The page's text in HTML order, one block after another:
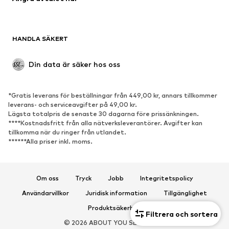
Filtrera och sortera
Upcycling
Populärt
Sneakers
Stövletter
Pumps & högklackade skor
Stövlar
Sandaler
Pantoletter
Inneskor
Exklusiv
HANDLA SÄKERT
Din data är säker hos oss
*Gratis leverans för beställningar från 449,00 kr, annars tillkommer
leverans- och serviceavgifter på 49,00 kr.
Lägsta totalpris de senaste 30 dagarna före prissänkningen.
****Kostnadsfritt från alla nätverksleverantörer. Avgifter kan
tillkomma när du ringer från utlandet.
******Alla priser inkl. moms.
Om oss Tryck Jobb
Integritetspolicy
Användarvillkor
Juridisk information
Tillgänglighet
Produktsäkerhet
© 2026 ABOUT YOU SE & Co. KG